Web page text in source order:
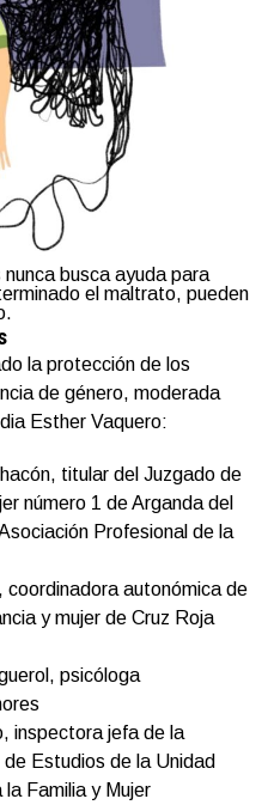
busca ayuda para
el maltrato, pueden
la protección de los
de género, moderada
Esther Vaquero:
titular del Juzgado de
número 1 de Arganda del
Profesional de la
coordinadora autonómica de
y mujer de Cruz Roja
psicóloga
inspectora jefa de la
Estudios de la Unidad
Familia y Mujer